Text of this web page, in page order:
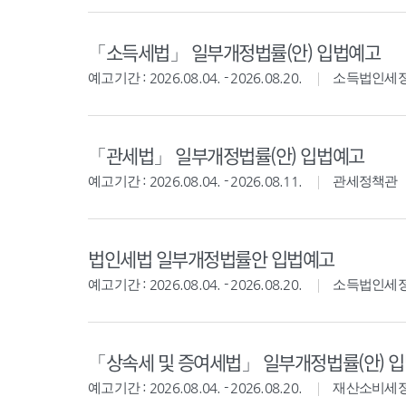
「소득세법」 일부개정법률(안) 입법예고
예고기간 : 2026.08.04. - 2026.08.20. 소득법인세
「관세법」 일부개정법률(안) 입법예고
예고기간 : 2026.08.04. - 2026.08.11. 관세정책관
법인세법 일부개정법률안 입법예고
예고기간 : 2026.08.04. - 2026.08.20. 소득법인세
「상속세 및 증여세법」 일부개정법률(안)
예고기간 : 2026.08.04. - 2026.08.20. 재산소비세